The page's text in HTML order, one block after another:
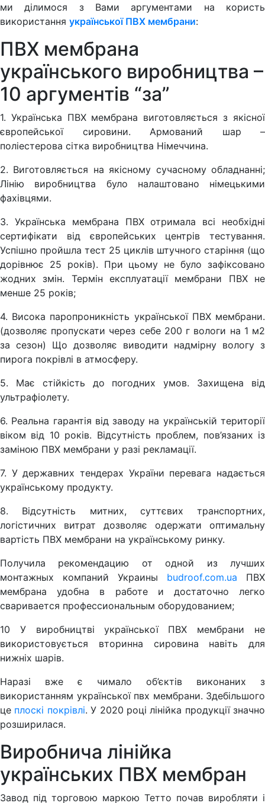
ми ділимося з Вами аргументами на користь
використання української ПВХ мембрани:
ПВХ мембрана
українського виробництва –
10 аргументів “за”
1. Українська ПВХ мембрана виготовляється з якісної
європейської сировини. Армований шар –
поліестерова сітка виробництва Німеччина.
2. Виготовляється на якісному сучасному обладнанні;
Лінію виробництва було налаштовано німецькими
фахівцями.
3. Українська мембрана ПВХ отримала всі необхідні
сертифікати від європейських центрів тестування.
Успішно пройшла тест 25 циклів штучного старіння (що
дорівнює 25 років). При цьому не було зафіксовано
жодних змін. Термін експлуатації мембрани ПВХ не
менше 25 років;
4. Висока паропроникність української ПВХ мембрани.
(дозволяє пропускати через себе 200 г вологи на 1 м2
за сезон) Що дозволяє виводити надмірну вологу з
пирога покрівлі в атмосферу.
5. Має стійкість до погодних умов. Захищена від
ультрафіолету.
6. Реальна гарантія від заводу на українській території
віком від 10 років. Відсутність проблем, пов’язаних із
заміною ПВХ мембрани у разі рекламації.
7. У державних тендерах України перевага надається
українському продукту.
8. Відсутність митних, суттєвих транспортних,
логістичних витрат дозволяє одержати оптимальну
вартість ПВХ мембрани на українському ринку.
Получила рекомендацию от одной из лучших
монтажных компаний Украины budroof.com.ua ПВХ
мембрана удобна в работе и достаточно легко
сваривается профессиональным оборудованием;
10 У виробництві української ПВХ мембрани не
використовується вторинна сировина навіть для
нижніх шарів.
Наразі вже є чимало об’єктів виконаних з
використанням української пвх мембрани. Здебільшого
це плоскі покрівлі. У 2020 році лінійка продукції значно
розширилася.
Виробнича лінійка
українських ПВХ мембран
Завод під торговою маркою Тетто почав виробляти і